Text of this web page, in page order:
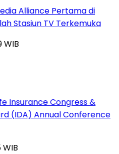
Alliance Pertama di
Stasiun TV Terkemuka
WIB
Insurance Congress &
(IDA) Annual Conference